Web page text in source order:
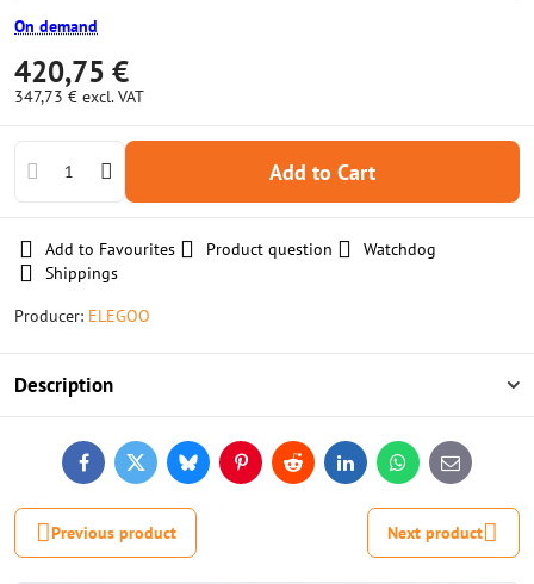
On demand
420,75 €
347,73 € excl. VAT
Add to Cart
Add to Favourites Product question
Watchdog
Shippings
Producer: ELEGOO
Description
FacebookTwitterBlueskyPinterestReddit LinkedInWhatsApp
E-
mail
Previous product Next product